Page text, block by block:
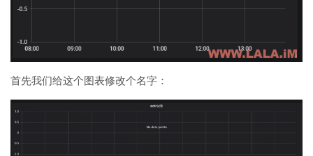
首先我们给这个图表修改个名字：